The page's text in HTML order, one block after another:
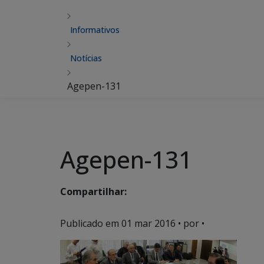
Informativos
Notícias
Agepen-131
Agepen-131
Compartilhar:
Publicado em 01 mar 2016 • por •